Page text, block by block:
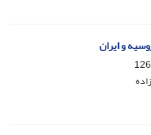
و ایران